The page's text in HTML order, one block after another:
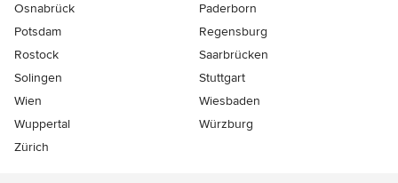
Osnabrück
Paderborn
Potsdam
Regensburg
Rostock
Saarbrücken
Solingen
Stuttgart
Wien
Wiesbaden
Wuppertal
Würzburg
Zürich